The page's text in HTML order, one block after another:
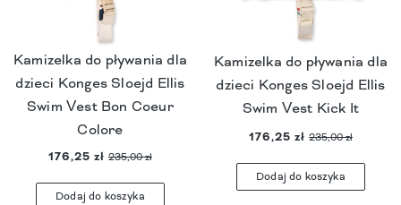
Kamizelka do pływania dla
dzieci Konges Sloejd Ellis
Swim Vest Bon Coeur
Colore
176,25 zł 235,00 zł
Dodaj do koszyka
Kamizelka do pływania dla
dzieci Konges Sloejd Ellis
Swim Vest Kick It
176,25 zł 235,00 zł
Dodaj do koszyka